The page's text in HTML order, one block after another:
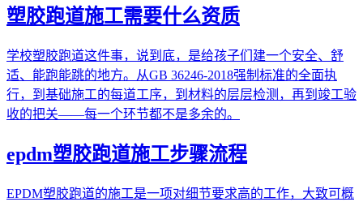
塑胶跑道施工需要什么资质
学校塑胶跑道这件事，说到底，是给孩子们建一个安全、舒
适、能跑能跳的地方。从GB 36246-2018强制标准的全面执
行，到基础施工的每道工序，到材料的层层检测，再到竣工验
收的把关——每一个环节都不是多余的。
epdm塑胶跑道施工步骤流程
EPDM塑胶跑道的施工是一项对细节要求高的工作，大致可概